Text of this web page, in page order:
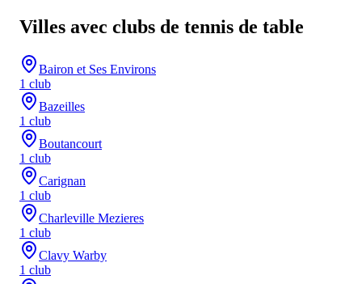
Villes avec clubs de tennis de table
Bairon et Ses Environs
1 club
Bazeilles
1 club
Boutancourt
1 club
Carignan
1 club
Charleville Mezieres
1 club
Clavy Warby
1 club